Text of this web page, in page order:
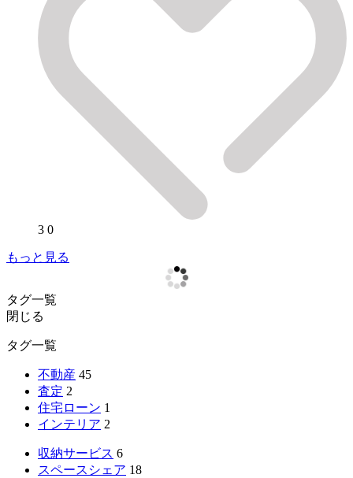
3 0
もっと見る
タグ一覧
閉じる
タグ一覧
不動産 45
査定 2
住宅ローン 1
インテリア 2
収納サービス 6
スペースシェア 18